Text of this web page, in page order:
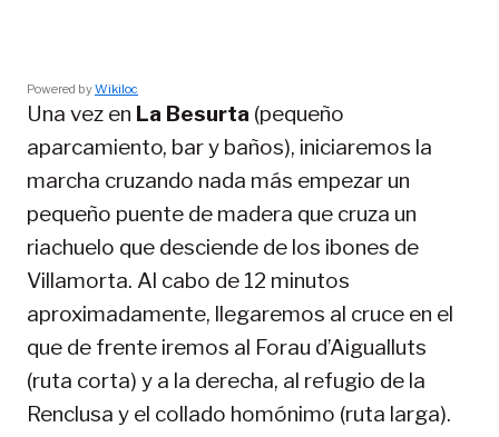
Powered byWikiloc
Una vez en La Besurta (pequeño
aparcamiento, bar y baños), iniciaremos la
marcha cruzando nada más empezar un
pequeño puente de madera que cruza un
riachuelo que desciende de los ibones de
Villamorta. Al cabo de 12 minutos
aproximadamente, llegaremos al cruce en el
que de frente iremos al Forau d’Aigualluts
(ruta corta) y a la derecha, al refugio de la
Renclusa y el collado homónimo (ruta larga).